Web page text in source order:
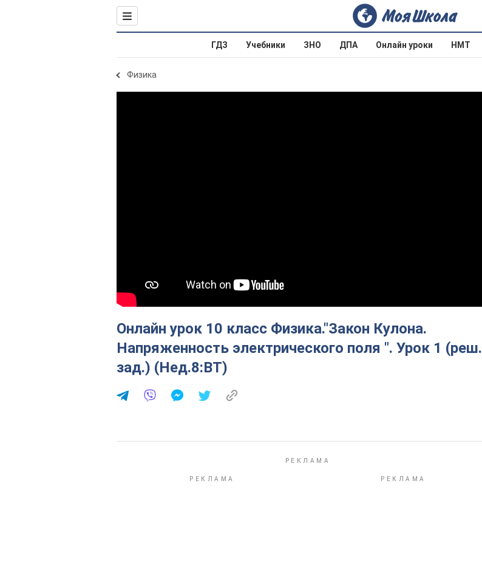
ГДЗ Учебники ЗНО ДПА Онлайн уроки НМТ
Физика
Онлайн урок 10 класс Физика."Закон Кулона.
Напряженность электрического поля ". Урок 1 (реш.
зад.) (Нед.8:ВТ)